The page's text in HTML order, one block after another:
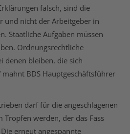
falsch, sind die
und nicht der Arbeitgeber in
Staatliche Aufgaben müssen
Ordnungsrechtliche
denen bleiben, die sich
BDS Hauptgeschäftsführer
darf für die angeschlagenen
werden, der das Fass
erneut angespannte